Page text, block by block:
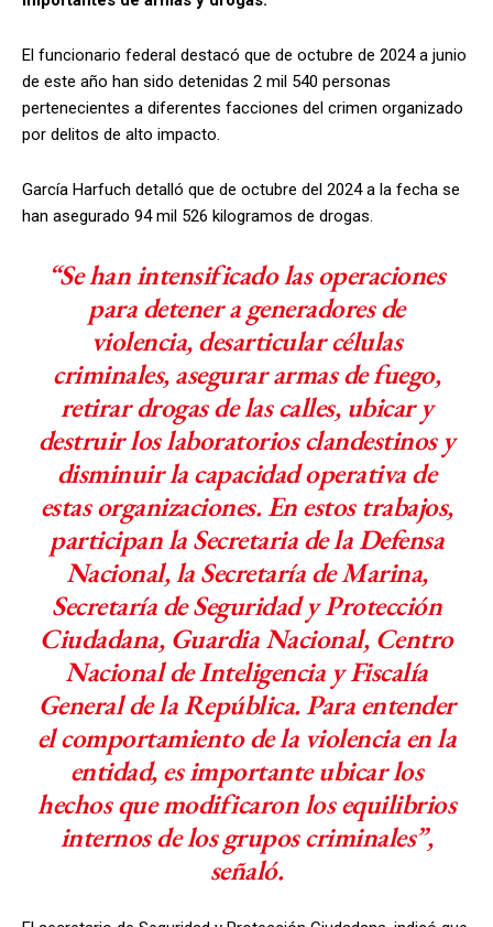
El funcionario federal destacó que de octubre de 2024 a junio
de este año han sido detenidas 2 mil 540 personas
pertenecientes a diferentes facciones del crimen organizado
por delitos de alto impacto.
García Harfuch detalló que de octubre del 2024 a la fecha se
han asegurado 94 mil 526 kilogramos de drogas.
“Se han intensificado las operaciones
para detener a generadores de
violencia, desarticular células
criminales, asegurar armas de fuego,
retirar drogas de las calles, ubicar y
destruir los laboratorios clandestinos y
disminuir la capacidad operativa de
estas organizaciones. En estos trabajos,
participan la Secretaria de la Defensa
Nacional, la Secretaría de Marina,
Secretaría de Seguridad y Protección
Ciudadana, Guardia Nacional, Centro
Nacional de Inteligencia y Fiscalía
General de la República. Para entender
el comportamiento de la violencia en la
entidad, es importante ubicar los
hechos que modificaron los equilibrios
internos de los grupos criminales”,
señaló.